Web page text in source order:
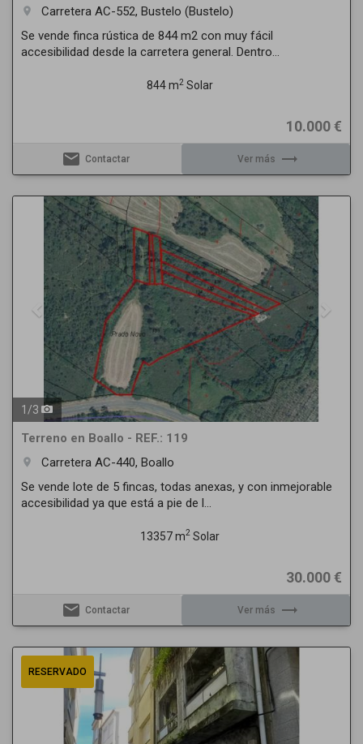
room
Carretera AC-552, Bustelo (Bustelo)
Se vende finca rústica de 844 m2 con muy fácil
accesibilidad desde la carretera general. Dentro...
844 m2Solar
10.000 €
email Contactar Ver más trending_flat
Previous Next
1 /3
Terreno en Boallo - REF.: 119
room
Carretera AC-440, Boallo
Se vende lote de 5 fincas, todas anexas, y con inmejorable
accesibilidad ya que está a pie de l...
13357 m2Solar
30.000 €
email Contactar Ver más trending_flat
RESERVADO
Previous Next